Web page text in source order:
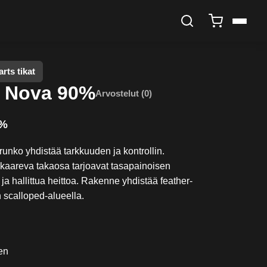
tikat
90%Arvostelut (0)
yhdistää tarkkuuden ja kontrollin.
takaosa tarjoavat tasapainoisen
hallittua heittoa. Rakenne yhdistää feather-
scalloped-alueella.